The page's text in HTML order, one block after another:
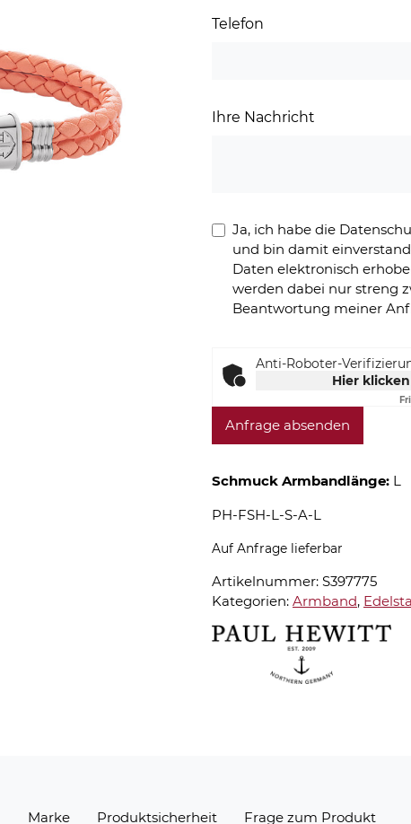
Telefon
Ihre Nachricht
Ja, ich habe die
und bin damit
Daten elektronisch
werden dabei nur streng
Beantwortung meiner
Anti-Roboter-
Hier klicken
Anfrage absenden
Schmuck Armbandlänge: L
PH-FSH-L-S-A-L
Auf Anfrage lieferbar
Artikelnummer: S397775
Kategorien: Armband,
Marke Produktsicherheit Frage zum Produkt